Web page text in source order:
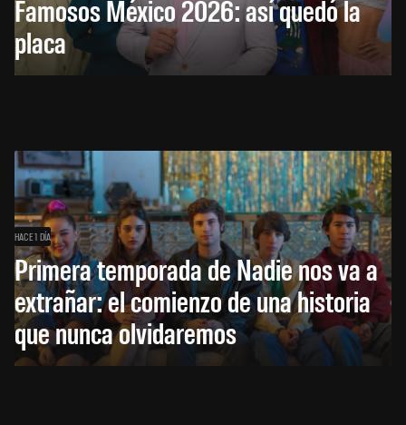
Famosos México 2026: así quedó la
placa
HACE 1 DÍA
Primera temporada de Nadie nos va a
extrañar: el comienzo de una historia
que nunca olvidaremos